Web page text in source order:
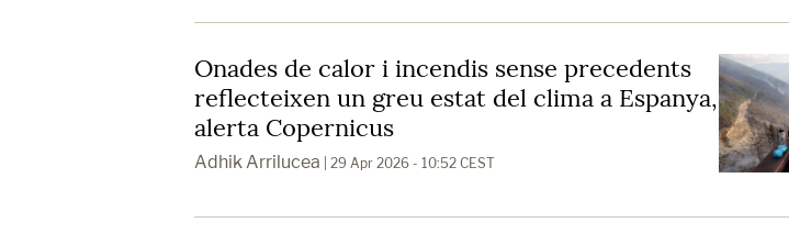
Onades de calor i incendis sense precedents
reflecteixen un greu estat del clima a Espanya,
alerta Copernicus
Adhik Arrilucea | 29 Apr 2026 - 10:52 CEST